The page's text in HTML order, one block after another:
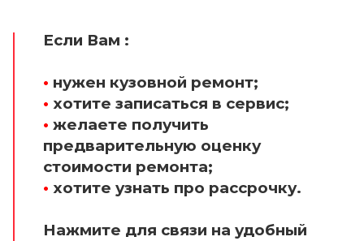
Если Вам :
• нужен кузовной ремонт;
• хотите записаться в сервис;
• желаете получить
предварительную оценку
стоимости ремонта;
• хотите узнать про рассрочку.
Нажмите для связи на удобный